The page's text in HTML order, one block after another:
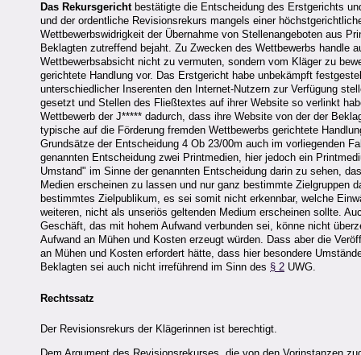
Das Rekursgerichtbestätigte die Entscheidung des Erstgerichts
und der ordentliche Revisionsrekurs mangels einer
Wettbewerbswidrigkeit der Übernahme von Stellenangeboten aus
Beklagten zutreffend bejaht. Zu Zwecken des Wettbewerbs handle
Wettbewerbsabsicht nicht zu vermuten, sondern vom Kläger zu
gerichtete Handlung vor. Das Erstgericht habe unbekämpft
unterschiedlicher Inserenten den Internet-Nutzern zur Verfügung
gesetzt und Stellen des Fließtextes auf ihrer Website so verlinkt
Wettbewerb der J***** dadurch, dass ihre Website von der der
typische auf die Förderung fremden Wettbewerbs gerichtete
Grundsätze der Entscheidung 4 Ob 23/00m auch im vorliegenden
genannten Entscheidung zwei Printmedien, hier jedoch ein
Umstand" im Sinne der genannten Entscheidung darin zu sehen,
Medien erscheinen zu lassen und nur ganz bestimmte
bestimmtes Zielpublikum, es sei somit nicht erkennbar, welche
weiteren, nicht als unseriös geltenden Medium erscheinen sollte.
Geschäft, das mit hohem Aufwand verbunden sei, könne nicht
Aufwand an Mühen und Kosten erzeugt würden. Dass aber die
an Mühen und Kosten erfordert hätte, dass hier besondere
Beklagten sei auch nicht irreführend im Sinn des § 2 UWG.
Rechtssatz
Der Revisionsrekurs der Klägerinnen ist berechtigt.